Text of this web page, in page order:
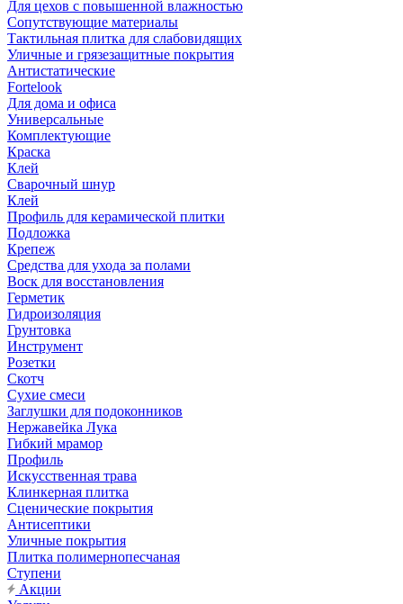
Для цехов с повышенной влажностью
Сопутствующие материалы
Тактильная плитка для слабовидящих
Уличные и грязезащитные покрытия
Антистатические
Fortelook
Для дома и офиса
Универсальные
Комплектующие
Краска
Клей
Сварочный шнур
Клей
Профиль для керамической плитки
Подложка
Крепеж
Средства для ухода за полами
Воск для восстановления
Герметик
Гидроизоляция
Грунтовка
Инструмент
Розетки
Скотч
Сухие смеси
Заглушки для подоконников
Нержавейка Лука
Гибкий мрамор
Профиль
Искусственная трава
Клинкерная плитка
Сценические покрытия
Антисептики
Уличные покрытия
Плитка полимернопесчаная
Ступени
Акции